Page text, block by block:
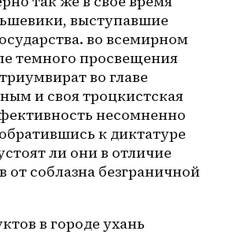
выступавшие
во всемирном
темного просвещения
во главе
и своя троцкистская
несомненно
к диктатуре
ли они в отличие
от соблазна безграничной
в городе ухань